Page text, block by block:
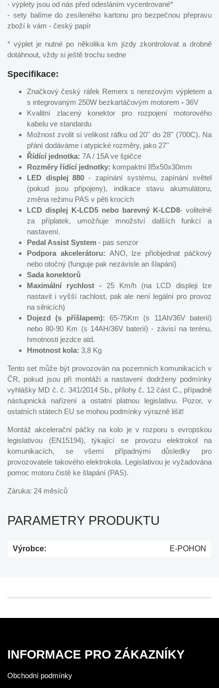
- výplety jsou od nás před odesláním vycentrované*
- sety balíme do zesíleného kartonu pro bezpečnou přepravu
zboží k vám - český papír
* výplet je nutné po několika km jízdy zkontrolovat a drobně
dotáhnout, vždy si ještě trochu sedne
Specifikace:
Značkový český ráfek Remerx s nerezovým výpletem a
s integrovaným 250W bezkartáčovým motorem - 36V
Kvalitní zlacený konektor pro rozpojení motorového
kabelu ve standardu
Možnost zvolit si velikost ráfku od 20'' do 28'' (700C). Na
přání dodáváme i atypické rozměry, jako 27''
Řídící jednotka: 7A / 15A ve špičce
Rozměry řídící jednotky: kompaktní 85x50x30mm
LED displej 880- zapínání systému, zapínání světel
(pokud jsou připojeny), indikace stavu akumulátoru,
změna režimu PAS v pěti krocích
LCD displej K-LCD5 nebo barevný K-LCD8- volitelně
za příplatek, umožňuje množství dalších funkcí a
nastavení.
Pedal Assist System - pas senzor
Podpora akcelerátoru: ANO, lze přiobjednat páčkový
nebo otočný (funguje pak nezávisle an šlapání)
Sada konektorů
Maximální rychlost - 25 Km/h (na LCD displeji lze
nastavit i vyšší rachlost, pak ale není legální pro provoz
na silnicích)
Dojezd (s příšlapem): 65-75Km (s 11Ah/36V baterií)
nebo 80-90 Km (s 14AH/36V baterií) - závisí na terénu,
hmotnosti jezdce atd.
Hmotnost kola: 3,8 Kg
Tento set může být provozován na pozemních komunikacích v
ČR, pokud jsou při montáži a nastavení dodrženy podmínky
vyhlášky MD č. č. 341/2014 Sb., přílohy č. 12 část C., případně
nástupnická nařízení a ostatní platnou legislativu. Pozor, v
ostatních státech EU se mohou podmínky výrazně lišit!
Montáž akcelerační páčky na kolo je v rozporu s evropskou
legislativou (EN15194), týkající se provozu elektrokol na
komunikacích, se všemi případnými důsledky pro
provozovatele takového elektrokola. Legislativou je vyžadována
pomoc motoru čistě ke šlapání (PAS).
Záruka: 24 měsíců
PARAMETRY PRODUKTU
Výrobce: E-POHON
INFORMACE PRO ZÁKAZNÍKY
Obchodní podmínky